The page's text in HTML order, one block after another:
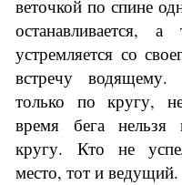
веточкой по спине
останавливается,
устремляется со
встречу водящему.
только по кругу,
время бега нельзя
кругу. Кто не
место, тот и ведущий.